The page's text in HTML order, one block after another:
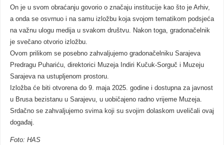
On je u svom obraćanju govorio o značaju institucije kao što je Arhiv,
a onda se osvrnuo i na samu izložbu koja svojom tematikom podsjeća
na važnu ulogu medija u svakom društvu. Nakon toga, gradonačelnik
je svečano otvorio izložbu.
Ovom prilikom se posebno zahvaljujemo gradonačelniku Sarajeva
Predragu Puhariću, direktorici Muzeja Indiri Kučuk-Sorguč i Muzeju
Sarajeva na ustupljenom prostoru.
Izložba će biti otvorena do 9. maja 2025. godine i dostupna za javnost
u Brusa bezistanu u Sarajevu, u uobičajeno radno vrijeme Muzeja.
Srdačno se zahvaljujemo svima koji su svojim dolaskom uveličali ovaj
događaj.
Foto: HAS